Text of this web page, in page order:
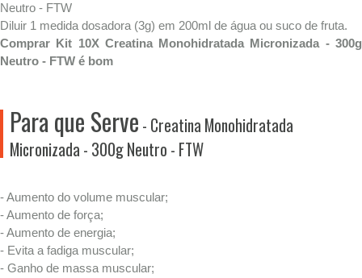
Neutro - FTW
Diluir 1 medida dosadora (3g) em 200ml de água ou suco de fruta.
Comprar Kit 10X Creatina Monohidratada Micronizada - 300g
Neutro - FTW é bom
Para que Serve - Creatina Monohidratada
Micronizada - 300g Neutro - FTW
- Aumento do volume muscular;
- Aumento de força;
- Aumento de energia;
- Evita a fadiga muscular;
- Ganho de massa muscular;